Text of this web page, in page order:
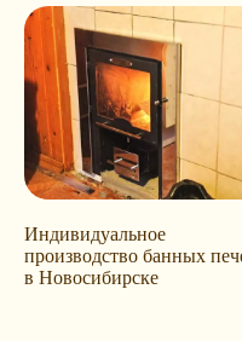
Индивидуальное
производство банных
в Новосибирске